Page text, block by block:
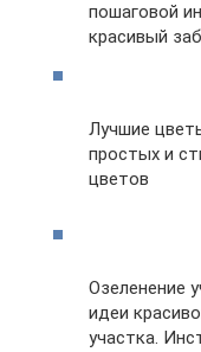
пошаговой
красивый
Лучшие
простых и
цветов
Озеленение
идеи
участка.